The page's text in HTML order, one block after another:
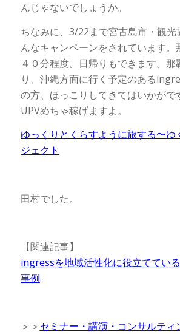
んじゃないでしょうか。
ちなみに、3/22まで宮古島市・観光
んなキャンペーンをされています。
４０分程度。日帰りもできます。那
り、沖縄方面に行く予定のある
の方、ほっこりしてきてはいかがで
UPVめちゃ稼げますよ。
ゆっくりとくらすように旅する〜ゆ
ジェクト
田村でした。
【関連記事】
ingressを地域活性化に役立ててい
事例
＞＞ セミナー・講演・コンサルティ